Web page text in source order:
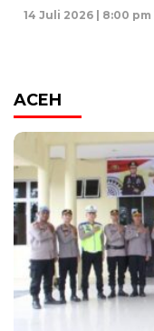
14 Juli 2026 | 8:00 pm
ACEH